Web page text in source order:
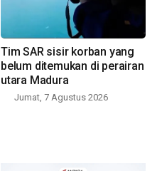
Tim SAR sisir korban yang
belum ditemukan di perairan
utara Madura
Jumat, 7 Agustus 2026